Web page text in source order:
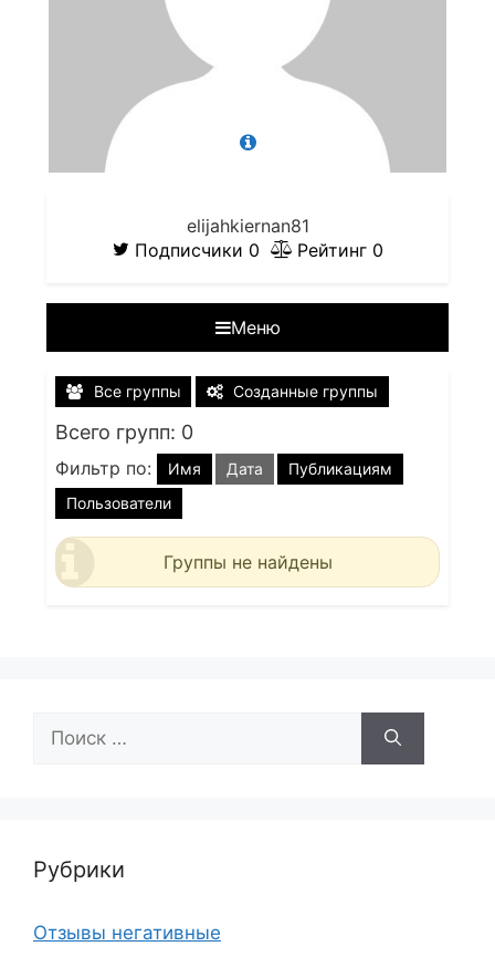
elijahkiernan81
Подписчики 0 Рейтинг 0
Меню
Все группы Созданные группы
Всего групп: 0
Фильтр по: Имя Дата
Публикациям
Пользователи
Группы не найдены
Рубрики
Отзывы негативные